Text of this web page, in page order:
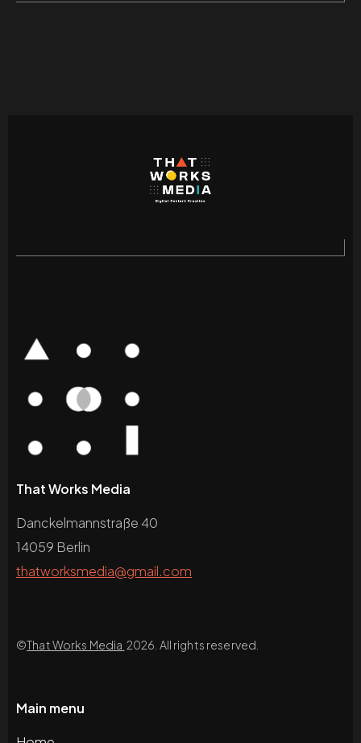
That Works Media
Danckelmannstraße 40
14059 Berlin
thatworksmedia@gmail.com
©That Works Media 2026. All rights reserved.
Main menu